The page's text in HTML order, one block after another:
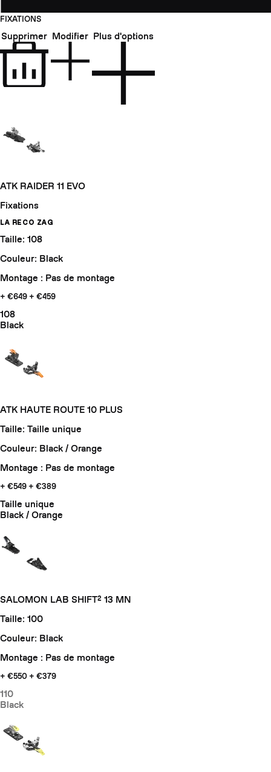
FIXATIONS
Supprimer Modifier Plus d'options
ATK RAIDER 11 EVO
Fixations
LA RECO ZAG
Taille: 108
Couleur: Black
Montage : Pas de montage
+ €649 + €459
108
Black
ATK HAUTE ROUTE 10 PLUS
Taille: Taille unique
Couleur: Black / Orange
Montage : Pas de montage
+ €549 + €389
Taille unique
Black / Orange
SALOMON LAB SHIFT² 13 MN
Taille: 100
Couleur: Black
Montage : Pas de montage
+ €550 + €379
110
Black